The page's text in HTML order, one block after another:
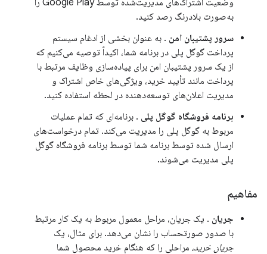
به‌صورت بلادرنگ رصد کنید.
سرور پشتیبان امن . به عنوان بخشی از ادغام سیستم
پرداخت گوگل پلی در برنامه شما، اکیداً توصیه می‌کنیم که
از یک سرور پشتیبان امن برای پیاده‌سازی وظایف مرتبط با
پرداخت مانند تأیید خرید، ویژگی‌های خاص اشتراک و
مدیریت اعلان‌های توسعه‌دهنده در لحظه استفاده کنید.
برنامه فروشگاه گوگل پلی . برنامه‌ای که تمام عملیات
مربوط به گوگل پلی را مدیریت می‌کند. تمام درخواست‌های
ارسال شده توسط برنامه شما توسط برنامه فروشگاه گوگل
پلی مدیریت می‌شوند.
مفاهیم
جریان . یک جریان، مراحل معمول مربوط به یک کار مرتبط
با صدور صورتحساب را نشان می‌دهد. برای مثال، یک
جریان خرید، مراحلی را که هنگام خرید محصول شما